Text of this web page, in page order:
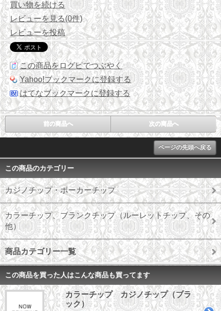
買い物を続ける
レビューを見る(0件)
レビューを投稿
この商品をログピでつぶやく
Yahoo!ブックマークに登録する
はてなブックマークに登録する
前の商品へ 次の商品へ
ページの先頭へ戻る
この商品のカテゴリー
カジノチップ・ポーカーチップ
カラーチップ、ブランクチップ（ルーレットチップ、その
他）
商品カテゴリー一覧
この商品を買った人はこんな商品も買ってます
カラーチップ カジノチップ（ブラ
ック）